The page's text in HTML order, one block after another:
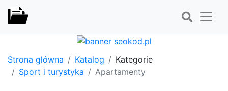
Strona główna Katalog
Kategorie
Sport i turystyka
Apartamenty